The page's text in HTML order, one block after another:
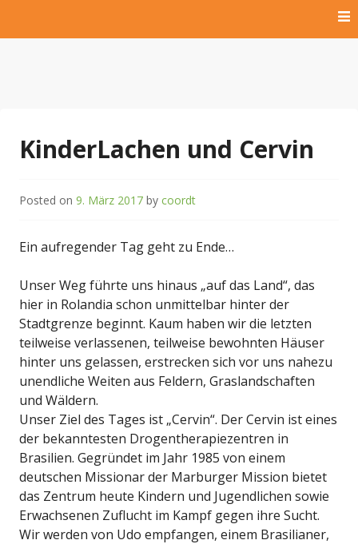
e.V.
KinderLachen und Cervin
Posted on 9. März 2017 by coordt
Ein aufregender Tag geht zu Ende…
Unser Weg führte uns hinaus „auf das Land“, das
hier in Rolandia schon unmittelbar hinter der
Stadtgrenze beginnt. Kaum haben wir die letzten
teilweise verlassenen, teilweise bewohnten Häuser
hinter uns gelassen, erstrecken sich vor uns nahezu
unendliche Weiten aus Feldern, Graslandschaften
und Wäldern.
Unser Ziel des Tages ist „Cervin“. Der Cervin ist eines
der bekanntesten Drogentherapiezentren in
Brasilien. Gegründet im Jahr 1985 von einem
deutschen Missionar der Marburger Mission bietet
das Zentrum heute Kindern und Jugendlichen sowie
Erwachsenen Zuflucht im Kampf gegen ihre Sucht.
Wir werden von Udo empfangen, einem Brasilianer,